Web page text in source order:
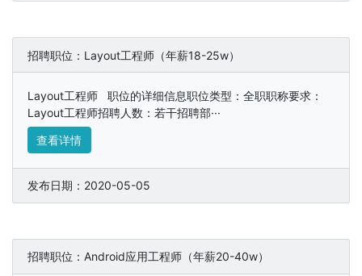
招聘职位：Layout工程师（年薪18-25w）
Layout工程师 职位的详细信息职位类型：全职职称要求：
Layout工程师招聘人数：若干招聘部···
查看详情
发布日期：2020-05-05
招聘职位：Android应用工程师（年薪20-40w）